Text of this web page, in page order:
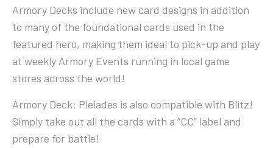
Armory Decks include new card designs in addition
to many of the foundational cards used in the
featured hero, making them ideal to pick-up and play
at weekly Armory Events running in local game
stores across the world!
Armory Deck: Pleiades is also compatible with Blitz!
Simply take out all the cards with a “CC” label and
prepare for battle!